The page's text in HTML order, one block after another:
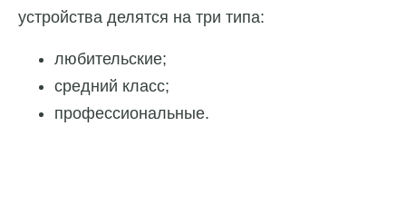
устройства делятся на три типа:
любительские;
средний класс;
профессиональные.